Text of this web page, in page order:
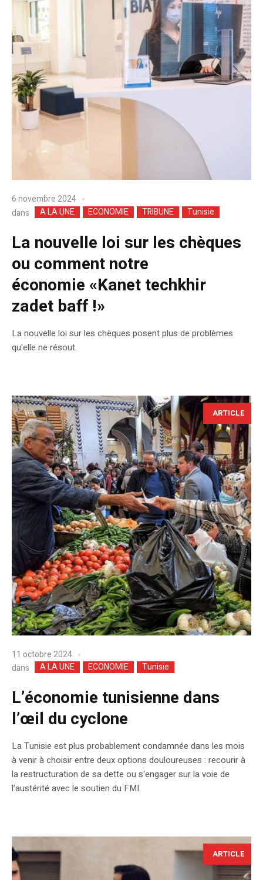
6 novembre 2024
dans
A LA UNE ECONOMIE TRIBUNE Tunisie
La nouvelle loi sur les chèques
ou comment notre
économie «Kanet techkhir
zadet baff !»
La nouvelle loi sur les chèques posent plus de problèmes
qu'elle ne résout.
ARTICLE
11 octobre 2024
dans
A LA UNE ECONOMIE Tunisie
L’économie tunisienne dans
l’œil du cyclone
La Tunisie est plus probablement condamnée dans les mois
à venir à choisir entre deux options douloureuses : recourir à
la restructuration de sa dette ou s'engager sur la voie de
l’austérité avec le soutien du FMI.
ARTICLE